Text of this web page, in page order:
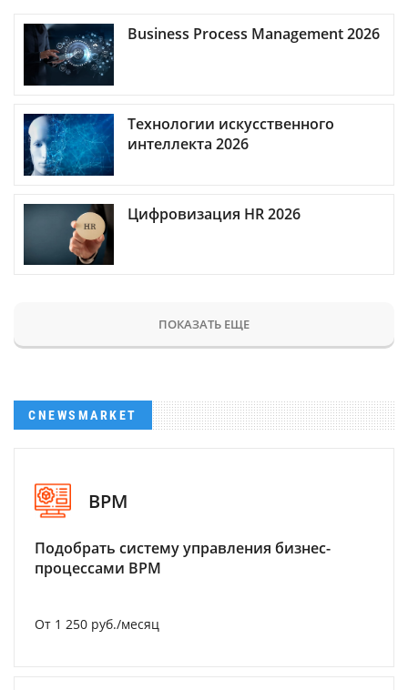
Business Process Management 2026
Технологии искусственного
интеллекта 2026
Цифровизация HR 2026
ПОКАЗАТЬ ЕЩЕ
CNEWSMARKET
BPM
Подобрать систему управления бизнес-
процессами BPM
От 1 250 руб./месяц